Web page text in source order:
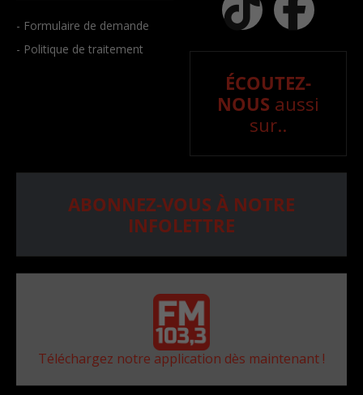
- Formulaire de demande
- Politique de traitement
ÉCOUTEZ-
NOUS aussi
sur..
ABONNEZ-VOUS À NOTRE
INFOLETTRE
Téléchargez notre application dès maintenant !